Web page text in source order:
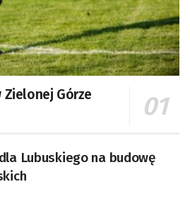
Zielonej Górze
Lubuskiego na budowę